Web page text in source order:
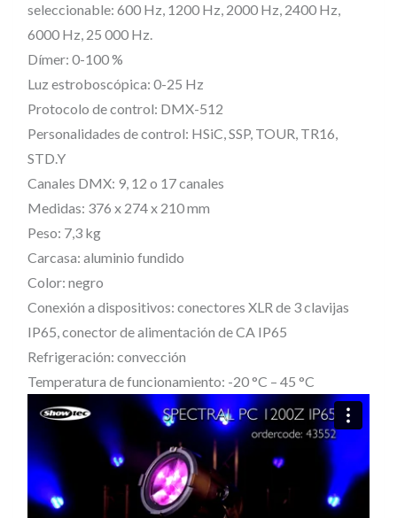
0
Z
–
F
O
C
O
P
A
R
C
O
N
Z
O
O
seleccionable: 600 Hz, 1200 Hz, 2000 Hz, 2400 Hz,
6000 Hz, 25 000 Hz.
Dímer: 0-100 %
Luz estroboscópica: 0-25 Hz
Protocolo de control: DMX-512
Personalidades de control: HSiC, SSP, TOUR, TR16,
STD.Y
Canales DMX: 9, 12 o 17 canales
Medidas: 376 x 274 x 210 mm
Peso: 7,3 kg
Carcasa: aluminio fundido
Color: negro
Conexión a dispositivos: conectores XLR de 3 clavijas
IP65, conector de alimentación de CA IP65
Refrigeración: convección
Temperatura de funcionamiento: -20 °C – 45 °C